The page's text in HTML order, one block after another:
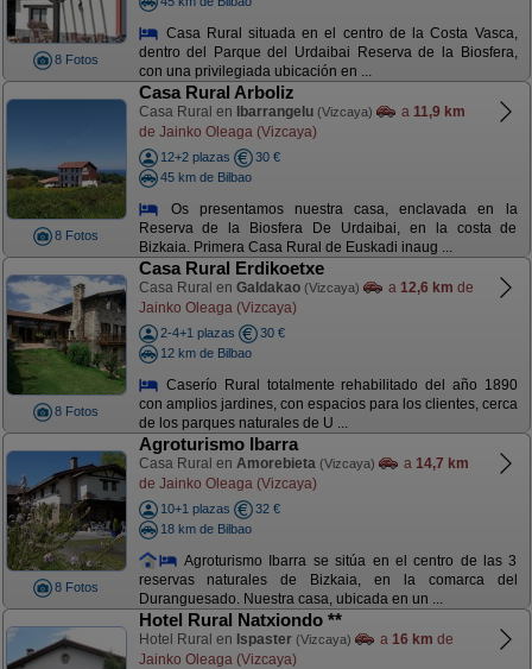
8 Fotos
Casa Rural situada en el centro de la Costa Vasca,
dentro del Parque del Urdaibai Reserva de la Biosfera,
con una privilegiada ubicación en ...
8 Fotos
Casa Rural Arboliz
Casa Rural en Ibarrangelu (Vizcaya) a 11,9 km
de Jainko Oleaga (Vizcaya)
12+2 plazas
30 €
45 km de Bilbao
Os presentamos nuestra casa, enclavada en la
Reserva de la Biosfera De Urdaibai, en la costa de
Bizkaia. Primera Casa Rural de Euskadi inaug ...
8 Fotos
Casa Rural Erdikoetxe
Casa Rural en Galdakao (Vizcaya) a 12,6 km de
Jainko Oleaga (Vizcaya)
2-4+1 plazas
30 €
12 km de Bilbao
Caserío Rural totalmente rehabilitado del año 1890
con amplios jardines, con espacios para los clientes, cerca
de los parques naturales de U ...
8 Fotos
Agroturismo Ibarra
Casa Rural en Amorebieta (Vizcaya) a 14,7 km
de Jainko Oleaga (Vizcaya)
10+1 plazas
32 €
18 km de Bilbao
Agroturismo Ibarra se sitúa en el centro de las 3
reservas naturales de Bizkaia, en la comarca del
Duranguesado. Nuestra casa, ubicada en un ...
Hotel Rural Natxiondo **
Hotel Rural en Ispaster (Vizcaya) a 16 km de
Jainko Oleaga (Vizcaya)